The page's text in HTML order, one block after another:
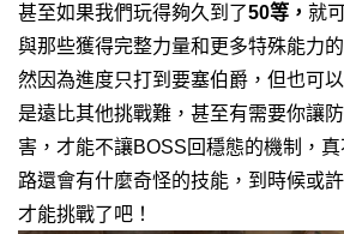
甚至如果我們玩得夠久到了50等， 就
與那些獲得完整力量和更多特殊能力
然因為進度只打到要塞伯爵， 但也可
是遠比其他挑戰難， 甚至有需要你讓
害，才能不讓BOSS回穩態的機制，
路還會有什麼奇怪的技能， 到時候或
才能挑戰了吧！